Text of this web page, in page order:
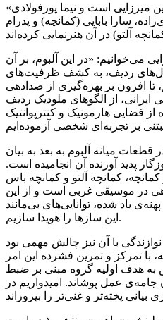
«در این شب‌ها» اثر جدید امین میرزایی است و نیما پورفولادی
سارا بابایی (کمانچه) و پدرام
می‌خوانیم: «در این آلبوم، بر آن
مدل‌های ردیف، به کشف ظرفیت‌های
تا افزون بر بهره‌گیری از صدادهی
از الگوهای ملودیک ردیف
از فضایی هارمونیک و کنترپوانتیک
میانه‌ آلبوم به بعد به بیان
پدید آورنده‌ آن انجامیده است.
کمانچه آلتو و کمانچه باس
در موسیقی غربی است و از این
یاد شده، توانایی‌های بی‌مانند
این سازها را هویدا سازیم.
با آن نیز چالش مهمی بود
با تمرکز و تمرین فشرده این امر
هدف اولیه‌ گروه مبنی بر ضبط
عمل پوشاند. امیدواریم در